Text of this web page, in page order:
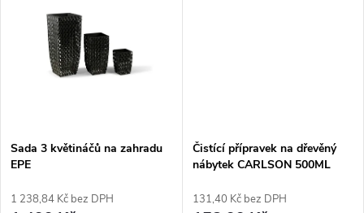
Sada 3 květináčů na zahradu
EPE
1 238,84 Kč bez DPH
Čistící přípravek na dřevěný
nábytek CARLSON 500ML
131,40 Kč bez DPH